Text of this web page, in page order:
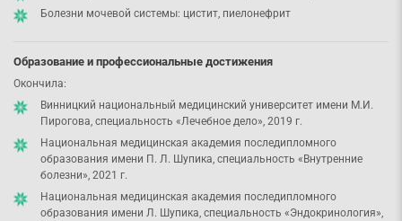
Болезни мочевой системы: цистит, пиелонефрит
Образование и профессиональные достижения
Окончила:
Винницкий национальный медицинский университет имени М.И.
Пирогова, специальность «Лечебное дело», 2019 г.
Национальная медицинская академия последипломного
образования имени П. Л. Шупика, специальность «Внутренние
болезни», 2021 г.
Национальная медицинская академия последипломного
образования имени Л. Шупика, специальность «Эндокринология»,